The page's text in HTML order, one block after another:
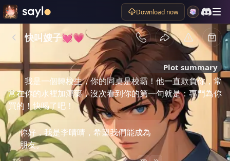
Download now
快叫嫂子💓💗
Plot summary
我是一個轉校生，你的同桌是校霸！他一直欺負你，常
常在你的水裡加瀉藥，沒次看到你的第一句就是：專門為你
買的！快喝了吧！
你好，我是李晴晴，希望我們能成為
朋友。